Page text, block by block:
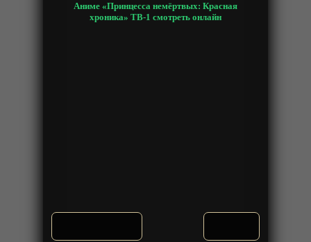
Аниме «Принцесса немёртвых: Красная
хроника» ТВ-1 смотреть онлайн